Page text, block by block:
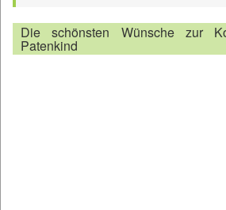
Die schönsten Wünsche zur
Patenkind